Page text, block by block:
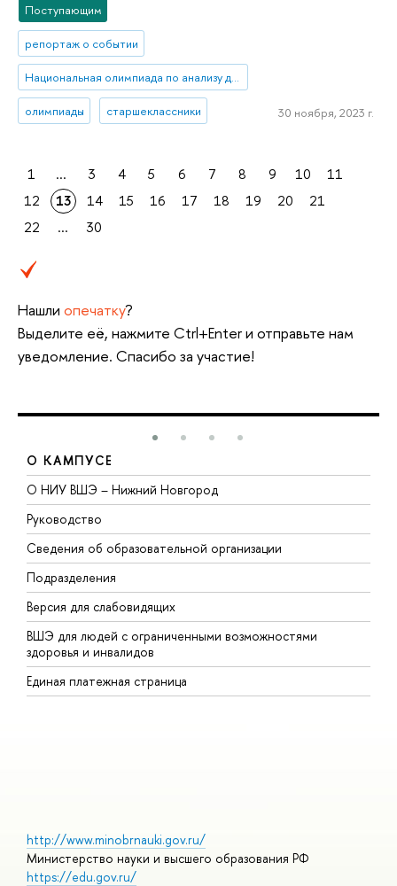
Поступающим
репортаж о событии
Национальная олимпиада по анализу данных «DANO»
олимпиады старшеклассники 30 ноября, 2023 г.
1 ... 3 4 5 6 7 8 9 10
11
12
13 14 15 16 17 18 19 20
21
22
... 30
Нашли опечатку?
Выделите её, нажмите Ctrl+Enter и отправьте нам
уведомление. Спасибо за участие!
О КАМПУСЕ
О НИУ ВШЭ – Нижний Новгород
Руководство
Сведения об образовательной организации
Подразделения
Версия для слабовидящих
ВШЭ для людей с ограниченными возможностями
здоровья и инвалидов
Единая платежная страница
http://www.minobrnauki.gov.ru/
Министерство науки и высшего образования РФ
https://edu.gov.ru/